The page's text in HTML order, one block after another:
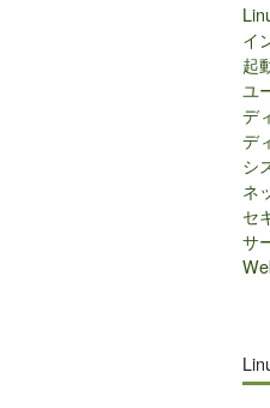
イ
起
ユ
デ
デ
シ
ネ
セ
サ